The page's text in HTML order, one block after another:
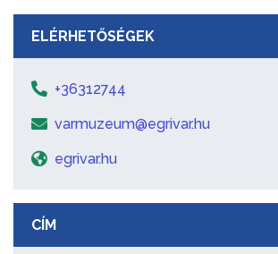
ELÉRHETŐSÉGEK
+36312744
varmuzeum@egrivar.hu
egrivar.hu
CÍM